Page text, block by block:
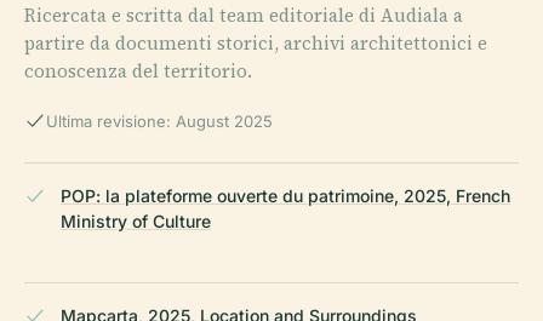
Ricercata e scritta dal team editoriale di Audiala a
partire da documenti storici, archivi architettonici e
conoscenza del territorio.
Ultima revisione: August 2025
POP: la plateforme ouverte du patrimoine, 2025, French
Ministry of Culture
Mapcarta, 2025, Location and Surroundings